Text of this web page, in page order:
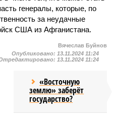
генералы, которые, по
за неудачные
США из Афганистана.
Вячеслав Буйнов
Опубликовано: 13.11.2024 11:24
13.11.2024 11:24
«Восточную
землю» заберёт
государство?